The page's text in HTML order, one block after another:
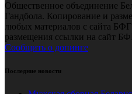
Общественное объединение
Гандбола. Копирование и
любых материалов с сайта
размещения ссылки на сайт
Сообщить о допинге
Последние новости